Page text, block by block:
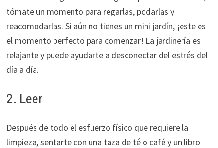
tómate un momento para regarlas, podarlas y
reacomodarlas. Si aún no tienes un mini jardín, ¡este es
el momento perfecto para comenzar! La jardinería es
relajante y puede ayudarte a desconectar del estrés del
día a día.
2. Leer
Después de todo el esfuerzo físico que requiere la
limpieza, sentarte con una taza de té o café y un libro